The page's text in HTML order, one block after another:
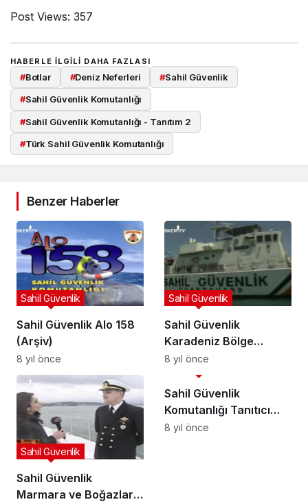
Post Views: 357
HABERLE ILGILI DAHA FAZLASI
#Botlar #Deniz Neferleri #Sahil Güvenlik
#Sahil Güvenlik Komutanlığı
#Sahil Güvenlik Komutanlığı - Tanıtım 2
#Türk Sahil Güvenlik Komutanlığı
Benzer Haberler
Sahil Güvenlik Alo 158
(Arşiv)
Sahil Güvenlik
8 yıl önce
Sahil Güvenlik
Karadeniz Bölge
Komutanlığı (Arşiv)
Sahil Güvenlik
8 yıl önce
Sahil Güvenlik
Marmara ve Boğazlar
Sahil Güvenlik
Sahil Güvenlik
Komutanlığı Tanıtıcı
Video 3
Sahil Güvenlik
8 yıl önce